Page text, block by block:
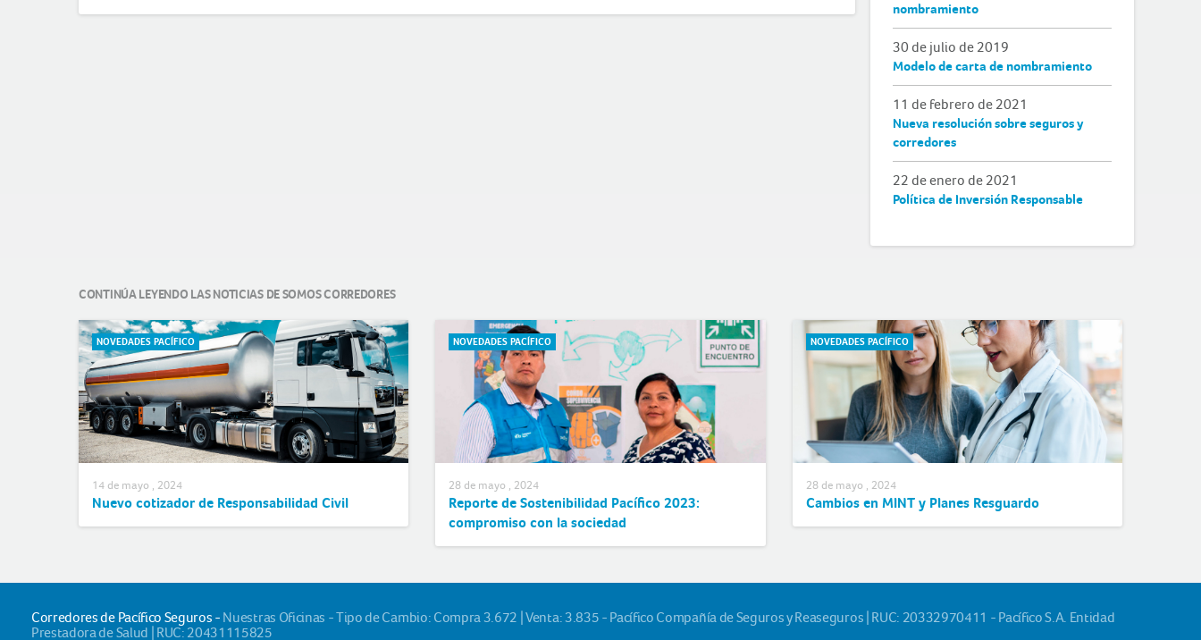
nombramiento
30 de julio de 2019
Modelo de carta de nombramiento
11 de febrero de 2021
Nueva resolución sobre seguros y
corredores
22 de enero de 2021
Política de Inversión Responsable
CONTINÚA LEYENDO LAS NOTICIAS DE SOMOS CORREDORES
NOVEDADES PACÍFICO
14 de mayo , 2024
Nuevo cotizador de Responsabilidad Civil
NOVEDADES PACÍFICO
28 de mayo , 2024
Reporte de Sostenibilidad Pacífico 2023:
compromiso con la sociedad
NOVEDADES PACÍFICO
28 de mayo , 2024
Cambios en MINT y Planes Resguardo
Corredores de Pacífico Seguros - Nuestras Oficinas - Tipo de Cambio: Compra 3.672 | Venta: 3.835 - Pacífico Compañía de Seguros y Reaseguros | RUC: 20332970411 - Pacífico S.A. Entidad
Prestadora de Salud | RUC: 20431115825